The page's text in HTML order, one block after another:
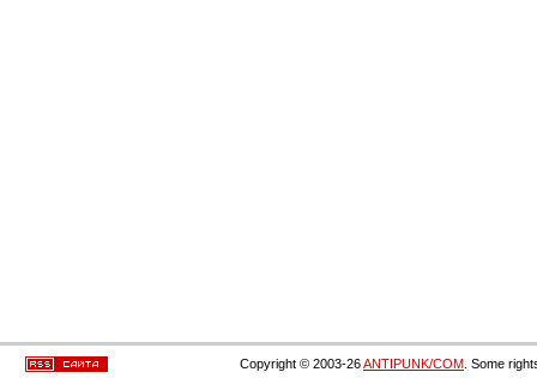
Copyright © 2003-26ANTIPUNK/COM . Some